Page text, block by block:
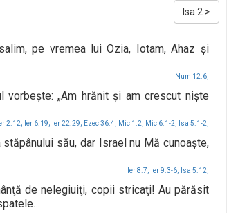
Isa 2 >
pe vremea lui Ozia, Iotam, Ahaz şi
Num 12.6;
vorbeşte: „Am hrănit şi am crescut nişte
2.12; Ier 6.19; Ier 22.29; Ezec 36.4; Mic 1.2; Mic 6.1-2; Isa 5.1-2;
său, dar Israel nu Mă cunoaşte,
Ier 8.7; Ier 9.3-6; Isa 5.12;
de nelegiuiţi, copii stricaţi! Au părăsit